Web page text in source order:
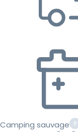
Camping sauvage